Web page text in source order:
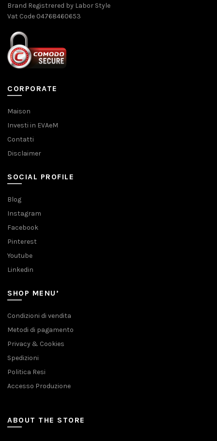
Brand Registrered by Labor Style
Vat Code 04768460653
CORPORATE
Maison
Investi in EVAeM
Contatti
Disclaimer
SOCIAL PROFILE
Blog
Instagram
Facebook
Pinterest
Youtube
Linkedin
SHOP MENU’
Condizioni di vendita
Metodi di pagamento
Privacy & Cookies
Spedizioni
Politica Resi
Accesso Produzione
ABOUT THE STORE